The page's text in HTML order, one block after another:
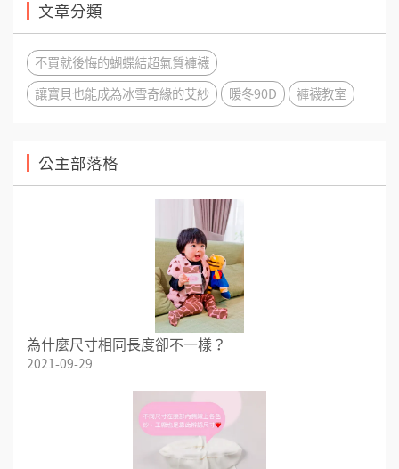
文章分類
不買就後悔的蝴蝶結超氣質褲襪
讓寶貝也能成為冰雪奇緣的艾紗
暖冬90D 褲襪教室
公主部落格
為什麼尺寸相同長度卻不一樣？
2021-09-29